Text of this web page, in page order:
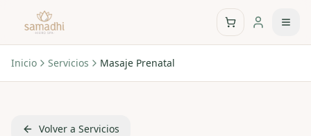
Inicio Servicios Masaje Prenatal
Volver a Servicios